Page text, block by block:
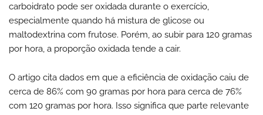
carboidrato pode ser oxidada durante o exercício,
especialmente quando há mistura de glicose ou
maltodextrina com frutose. Porém, ao subir para 120 gramas
por hora, a proporção oxidada tende a cair.
O artigo cita dados em que a eficiência de oxidação caiu de
cerca de 86% com 90 gramas por hora para cerca de 76%
com 120 gramas por hora. Isso significa que parte relevante